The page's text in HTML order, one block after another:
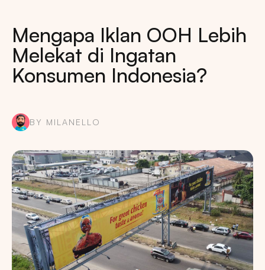
Mengapa Iklan OOH Lebih
Melekat di Ingatan
Konsumen Indonesia?
BY MILANELLO